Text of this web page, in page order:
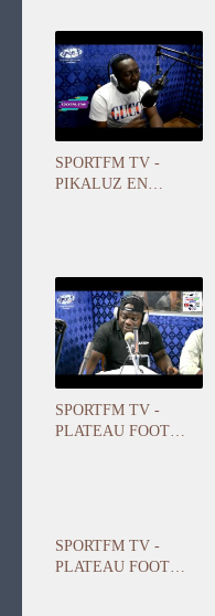
SPORTFM TV -
PIKALUZ EN
SPORTFM TV -
PLATEAU FOOT
FOLLYKOE
SPORTFM TV -
PLATEAU FOOT